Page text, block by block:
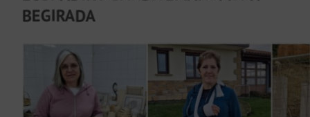
BEGIRADA